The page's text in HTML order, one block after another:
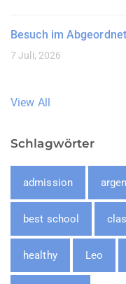
Besuch im
7 Juli, 2026
View All
Schlagwörter
admission
best school
healthy Leo